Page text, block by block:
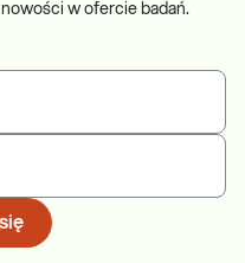
w ofercie badań.